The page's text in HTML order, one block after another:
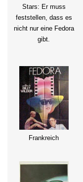
Stars: Er muss
feststellen, dass es
nicht nur eine Fedora
gibt.
Frankreich